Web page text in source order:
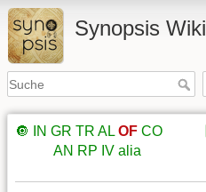
Synopsis Wiki
🔘 IN GR TR AL OF CO
AN RP IV alia